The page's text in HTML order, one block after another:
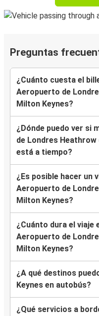
Preguntas
¿Cuánto cuesta el
Aeropuerto de
Milton Keynes?
¿Dónde puedo ver si
de Londres
está a tiempo?
¿Es posible hacer un
Aeropuerto de
Milton Keynes?
¿Cuánto dura el viaje
Aeropuerto de
Milton Keynes?
¿A qué destinos
Keynes en autobús?
¿Qué servicios a